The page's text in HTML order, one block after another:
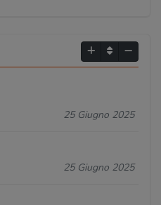
25 Giugno 2025
25 Giugno 2025